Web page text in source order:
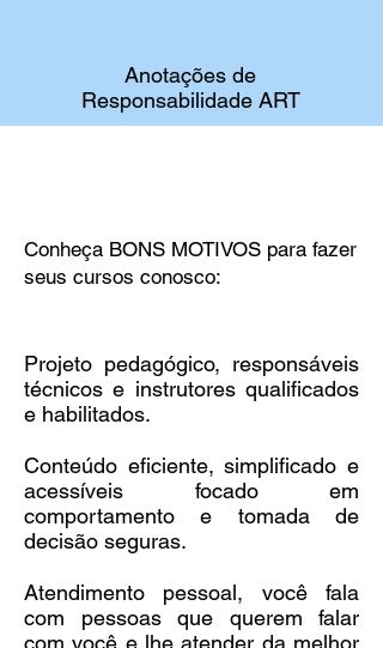
Anotações de
Responsabilidade ART
Conheça BONS MOTIVOS para fazer
seus cursos conosco:
Projeto pedagógico, responsáveis
técnicos e instrutores qualificados
e habilitados.
Conteúdo eficiente, simplificado e
acessíveis focado em
comportamento e tomada de
decisão seguras.
Atendimento pessoal, você fala
com pessoas que querem falar
com você e lhe atender da melhor